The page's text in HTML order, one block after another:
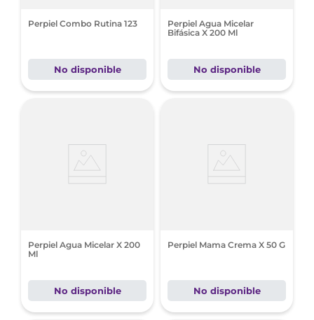
Perpiel Combo Rutina 123
No disponible
Perpiel Agua Micelar
Bifásica X 200 Ml
No disponible
Perpiel Agua Micelar X 200
Ml
No disponible
Perpiel Mama Crema X 50 G
No disponible